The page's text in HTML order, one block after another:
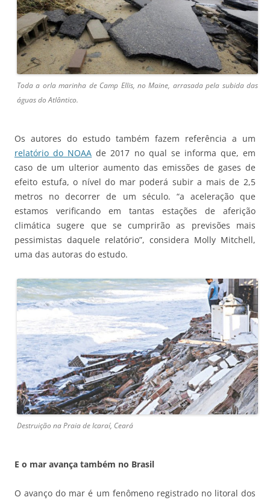
Toda a orla marinha de Camp Ellis, no Maine, arrasada pela subida das
águas do Atlântico.
Os autores do estudo também fazem referência a um
relatório do NOAA de 2017 no qual se informa que, em
caso de um ulterior aumento das emissões de gases de
efeito estufa, o nível do mar poderá subir a mais de 2,5
metros no decorrer de um século. “a aceleração que
estamos verificando em tantas estações de aferição
climática sugere que se cumprirão as previsões mais
pessimistas daquele relatório”, considera Molly Mitchell,
uma das autoras do estudo.
Destruição na Praia de Icaraí, Ceará
E o mar avança também no Brasil
O avanço do mar é um fenômeno registrado no litoral dos